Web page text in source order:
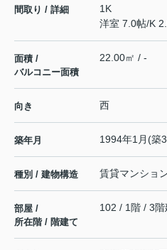
間取り / 詳細
1K
洋室 7.0帖/K
面積 /
バルコニー面積
22.00㎡ / -
向き 西
築年月 1994年1月(築
種別 / 建物構造 賃貸マンショ
部屋 /
所在階 / 階建て
102 / 1階 / 3階